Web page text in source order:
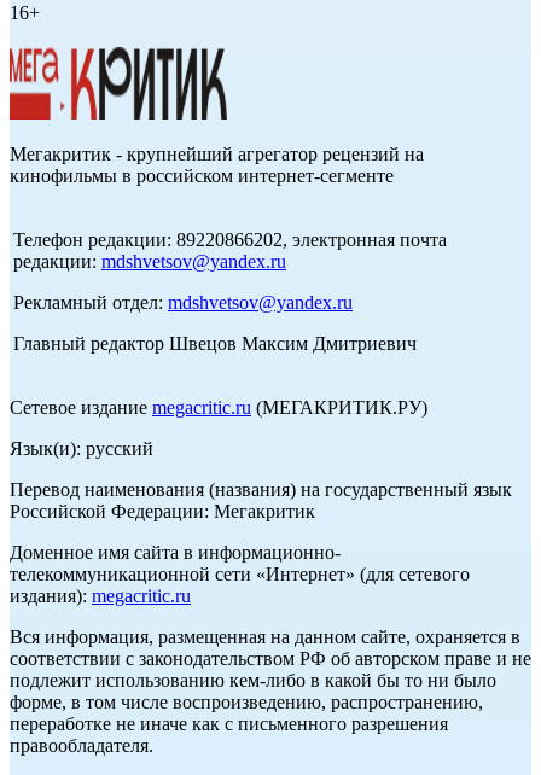
16+
Мегакритик - крупнейший агрегатор рецензий на
кинофильмы в российском интернет-сегменте
Телефон редакции: 89220866202, электронная почта
редакции: mdshvetsov@yandex.ru
Рекламный отдел: mdshvetsov@yandex.ru
Главный редактор Швецов Максим Дмитриевич
Сетевое издание megacritic.ru (МЕГАКРИТИК.РУ)
Язык(и): русский
Перевод наименования (названия) на государственный язык
Российской Федерации: Мегакритик
Доменное имя сайта в информационно-
телекоммуникационной сети «Интернет» (для сетевого
издания): megacritic.ru
Вся информация, размещенная на данном сайте, охраняется в
соответствии с законодательством РФ об авторском праве и не
подлежит использованию кем-либо в какой бы то ни было
форме, в том числе воспроизведению, распространению,
переработке не иначе как с письменного разрешения
правообладателя.